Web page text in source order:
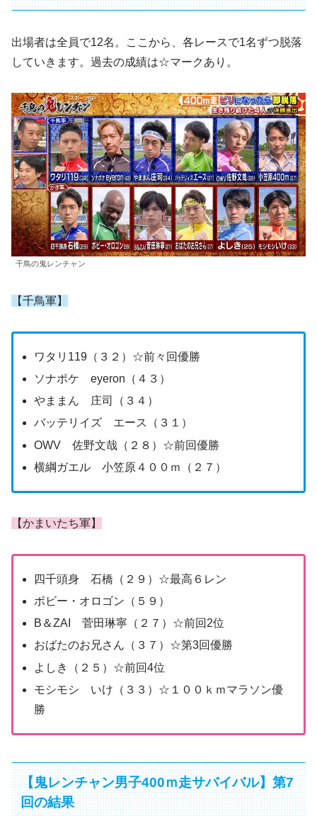
出場者は全員で12名。ここから、各レースで1名ずつ脱落
していきます。過去の成績は☆マークあり。
千鳥の鬼レンチャン
【千鳥軍】
ワタリ119（３２）☆前々回優勝
ソナポケ eyeron（４３）
やままん 庄司（３４）
バッテリイズ エース（３１）
OWV 佐野文哉（２８）☆前回優勝
横綱ガエル 小笠原４００ｍ（２７）
【かまいたち軍】
四千頭身 石橋（２９）☆最高６レン
ボビー・オロゴン（５９）
B＆ZAI 菅田琳寧（２７）☆前回2位
おばたのお兄さん（３７）☆第3回優勝
よしき（２５）☆前回4位
モシモシ いけ（３３）☆１００ｋｍマラソン優
勝
【鬼レンチャン男子400ｍ走サバイバル】第7
回の結果